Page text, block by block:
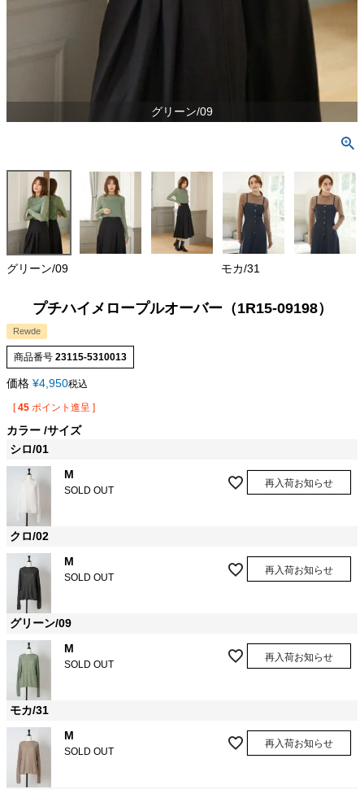
グリーン/09
グリーン/09 モカ/31
プチハイメロープルオーバー（1R15-09198）
Rewde
商品番号 23115-5310013
価格 ¥4,950税込
[ 45 ポイント進呈 ]
カラー サイズ
シロ/01
M
SOLD OUT
再入荷お知らせ
クロ/02
M
SOLD OUT
再入荷お知らせ
グリーン/09
M
SOLD OUT
再入荷お知らせ
モカ/31
M
SOLD OUT
再入荷お知らせ